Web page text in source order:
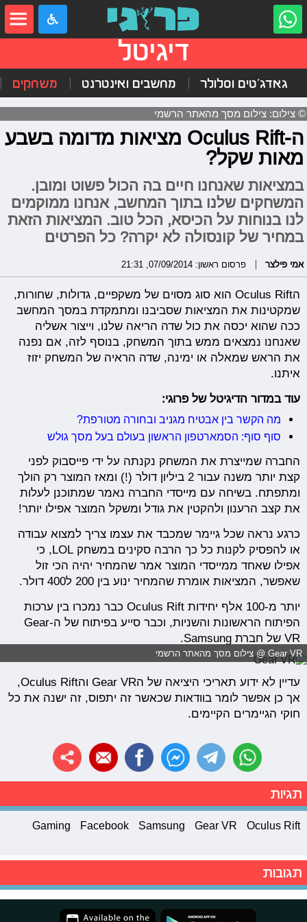
דיגיטל
גאדג'טים וסלולר מחשבים ואינטרנט משחקים
© צילום: צילום מסך מהאתר הרשמי
ה-Oculus Rift מציאות מדומה בשבע
מאות שקל?
במציאות שאנחנו חיים בה הכול פשוט ומובן.
המשחקים שלנו בתוך המחשב, אנחנו ממוקמים
לנו בנוחות על הכיסא, הכל טוב. המציאות הזאת
במחיר של קונסולה לא יקרה? כל הפרטים
אמי פילצר פרסום ראשון: 07/09/2014, 21:31
הOculus Rift הוא סוג מסוים של משקפיים, גדולות, שחורות,
שמקטינות את המציאות שסביבנו ומתמקדת במסך המחשב
ככה שהוא יכסה את כול שדה הריאה שלנו, וייצור אשליה
שאנחנו נמצאים ממש בתוך המשחק, בנוסף לזה, אם נפנה
את הראש שמאלה או ימינה, שדה הראיה של המשחק יזוז
איתנו.
עוד במדור הדיגיטל של פרוגי:
מה הקשר בין אבטיח מגניב ובחורה מטורפת?
סוף סוף: הסמארטפון הראשון בעולם בעל מסך גולש
החברה שמייצרת את המשחק נקנתה על ידי פייסבוק לפני
קצת יותר משנה עבור 2 ביליון דולר (!) ומאז המוצר רק הולך
ומתפתח. בשיחה עם מייסדי החברה נאמר שמתוכנן לעלות
את קצב הרענון ולהקטין את גודל ומשקל המוצר אפילו יותר!
כרגע נראה שכל גיימר שמכבד את עצמו צריך למצוא עבודה
או להפסיק לקנות כל כך הרבה סקינים במשחק LOL, כי
אפילו שאחד ממייסדי המוצר אמר שהמחיר יהיה הכי זול
שאפשר, המציאות אומרת שהמחיר ינוע בין 200 ל400 דולר.
יותר מ-100 אלף יחידות Oculus Rift כבר נמכרו בין ערכות
הפיתוח הראשונות והשניות, וכבר סייע בפיתוח של ה-Gear
VR של חברת Samsung.
Gear VR @ צילום מסך מהאתר הרשמי
עדיין לא ידוע תאריכי היציאה של הGear VR והOculus Rift,
אך כן אפשר לומר בוודאות שכאשר זה יתפוס, זה ישנה את כל
חוקי הגיימרים הקיימים.
תגיות
Oculus Rift
Gear VR
Samsung
Facebook
Gaming
תגובות